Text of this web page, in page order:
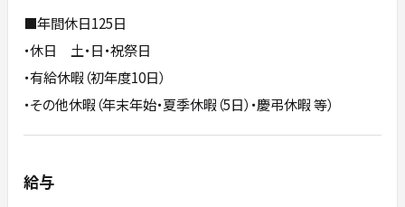
■年間休日125日
・休日 土・日・祝祭日
・有給休暇（初年度10日）
・その他休暇（年末年始・夏季休暇（5日）・慶弔休暇 等）
給与